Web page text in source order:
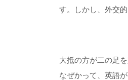
す。しかし、外交
大抵の方が二の足を
なぜかって、英語